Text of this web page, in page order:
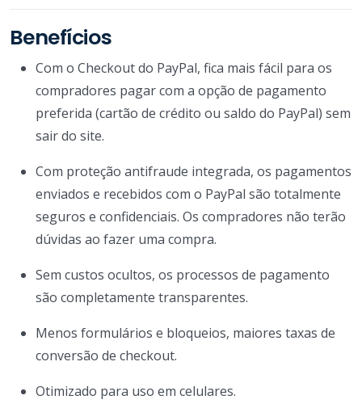
Benefícios
Com o Checkout do PayPal, fica mais fácil para os
compradores pagar com a opção de pagamento
preferida (cartão de crédito ou saldo do PayPal) sem
sair do site.
Com proteção antifraude integrada, os pagamentos
enviados e recebidos com o PayPal são totalmente
seguros e confidenciais. Os compradores não terão
dúvidas ao fazer uma compra.
Sem custos ocultos, os processos de pagamento
são completamente transparentes.
Menos formulários e bloqueios, maiores taxas de
conversão de checkout.
Otimizado para uso em celulares.